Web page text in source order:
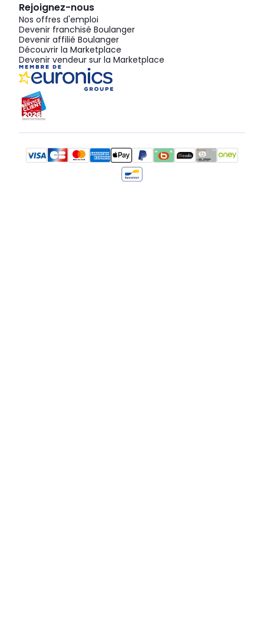
Rejoignez-nous
Nos offres d'emploi
Devenir franchisé Boulanger
Devenir affilié Boulanger
Découvrir la Marketplace
Devenir vendeur sur la Marketplace